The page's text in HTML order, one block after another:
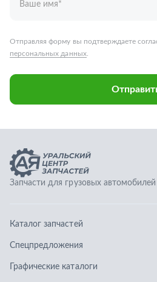
Запчасти для грузовых автомобилей
Каталог запчастей
Спецпредложения
О компании
Контакты
Доставка и оплата